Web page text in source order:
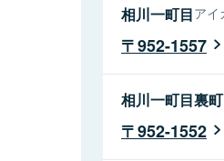
相川一町目アイ
952-1557
相川一町目裏町
952-1552